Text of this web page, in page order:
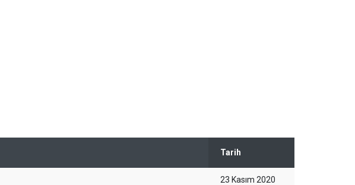
Tarih
23 Kasım 2020